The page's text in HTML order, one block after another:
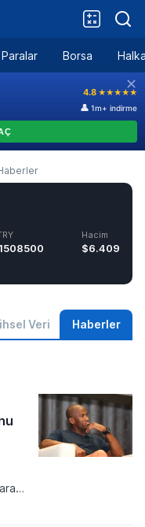
Borsa
Hacim
$6.409
Veri Haberler